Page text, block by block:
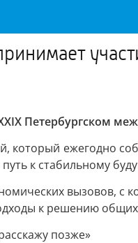
Петербургском
ежегодно
к стабильному
вызовов,
к решению общих
позже»